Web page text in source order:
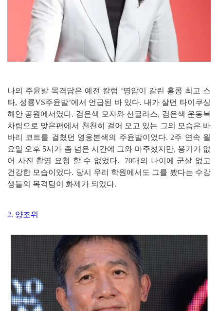
나의 주윤발 목격담은 예전 칼럼 ‘명암이 갈린 홍콩 최고 스
타, 성룡VS주윤발’에서 언급된 바 있다. 내가 살던 타이쿠싱
해안 공원에서였다. 검은색 모자와 선글라스, 검은색 운동복
차림으로 맞은편에서 천천히 걸어 오고 있는 그의 모습은 바
바리 코트를 걸쳤던 영웅본색의 주윤발이었다. 2주 연속 월
요일 오후 5시가 좀 넘은 시간에 그와 마주쳤지만, 용기가 없
어 사진 촬영 요청 할 수 없었다. 70대의 나이에 군살 없고
건강한 모습이었다. 당시 우리 학원에서도 그를 봤다는 수강
생들의 목격담이 화제가 되었다.
2. 양조위